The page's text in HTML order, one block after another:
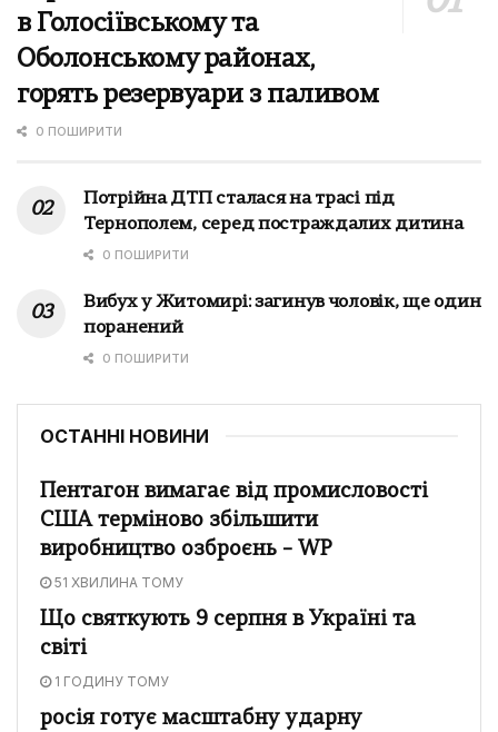
в Голосіївському та
Оболонському районах,
горять резервуари з паливом
0 ПОШИРИТИ
Потрійна ДТП сталася на трасі під
Тернополем, серед постраждалих дитина
0 ПОШИРИТИ
Вибух у Житомирі: загинув чоловік, ще один
поранений
0 ПОШИРИТИ
ОСТАННІ НОВИНИ
Пентагон вимагає від промисловості
США терміново збільшити
виробництво озброєнь – WP
51 ХВИЛИНА ТОМУ
Що святкують 9 серпня в Україні та
світі
1 ГОДИНУ ТОМУ
росія готує масштабну ударну